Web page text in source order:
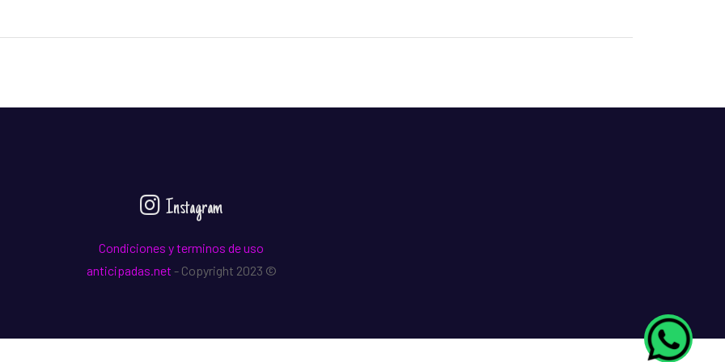
Instagram
Condiciones y terminos de uso
anticipadas.net - Copyright 2023 ©